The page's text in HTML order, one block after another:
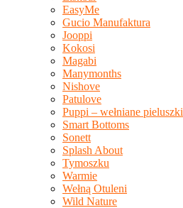
EasyMe
Gucio Manufaktura
Jooppi
Kokosi
Magabi
Manymonths
Nishove
Patulove
Puppi – wełniane pieluszki
Smart Bottoms
Sonett
Splash About
Tymoszku
Warmie
Wełną Otuleni
Wild Nature